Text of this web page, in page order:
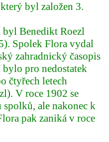
byl založen 3.
byl Benedikt Roezl
Spolek Flora vydal
zahradnický časopis
pro nedostatek
čtyřech letech
V roce 1902 se
ale nakonec k
pak zaniká v roce